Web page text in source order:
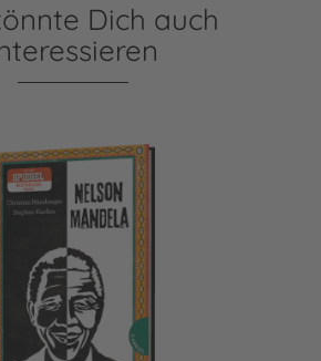
Dich auch